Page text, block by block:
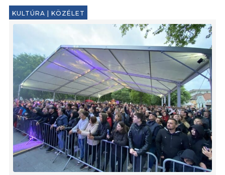
KULTÚRA KÖZÉLET